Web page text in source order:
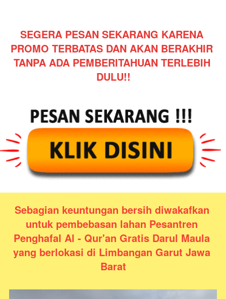
SEGERA PESAN SEKARANG KARENA
PROMO TERBATAS DAN AKAN BERAKHIR
TANPA ADA PEMBERITAHUAN TERLEBIH
DULU!!
Sebagian keuntungan bersih diwakafkan
untuk pembebasan lahan Pesantren
Penghafal Al - Qur'an Gratis Darul Maula
yang berlokasi di Limbangan Garut Jawa
Barat